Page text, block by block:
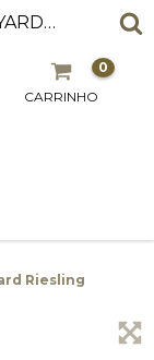
HUMBERTO CANALE OLD VINEYARD RIESLING
CARRINHO
0
Riesling